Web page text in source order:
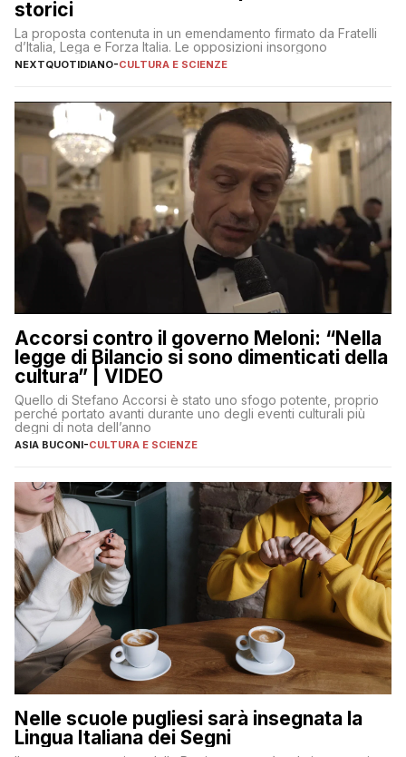
storici
La proposta contenuta in un emendamento firmato da Fratelli
d’Italia, Lega e Forza Italia. Le opposizioni insorgono
NEXTQUOTIDIANO-CULTURA E SCIENZE
Accorsi contro il governo Meloni: “Nella
legge di Bilancio si sono dimenticati della
cultura” | VIDEO
Quello di Stefano Accorsi è stato uno sfogo potente, proprio
perché portato avanti durante uno degli eventi culturali più
degni di nota dell’anno
ASIA BUCONI-CULTURA E SCIENZE
Nelle scuole pugliesi sarà insegnata la
Lingua Italiana dei Segni